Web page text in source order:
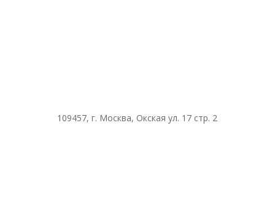
109457, г. Москва, Окская ул. 17 стр. 2